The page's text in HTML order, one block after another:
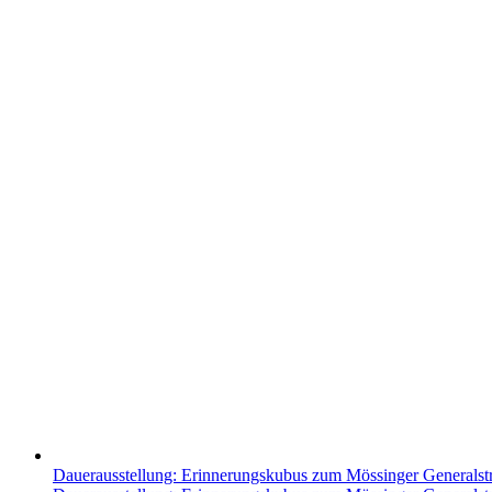
Dauerausstellung: Erinnerungskubus zum Mössinger